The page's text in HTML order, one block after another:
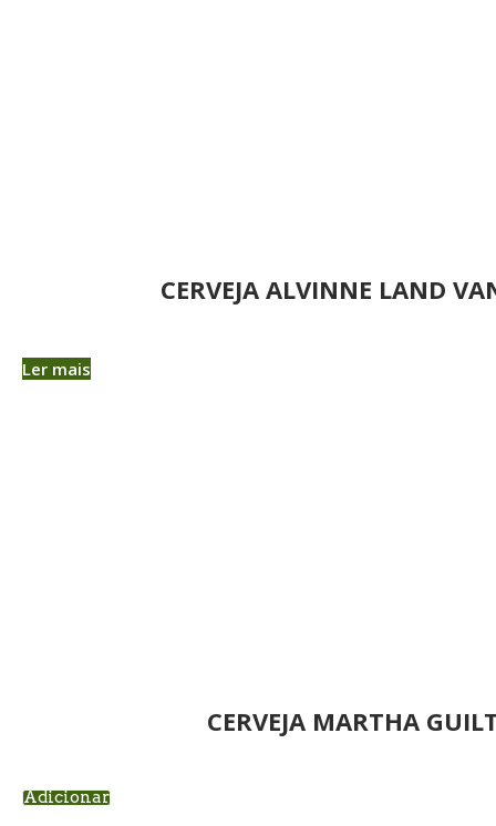
CERVEJA ALVINNE LAND
Ler mais
CERVEJA MARTHA
Adicionar